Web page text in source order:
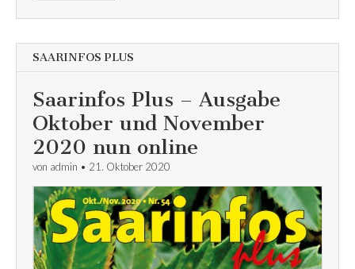
SAARINFOS PLUS
Saarinfos Plus – Ausgabe
Oktober und November
2020 nun online
von admin • 21. Oktober 2020